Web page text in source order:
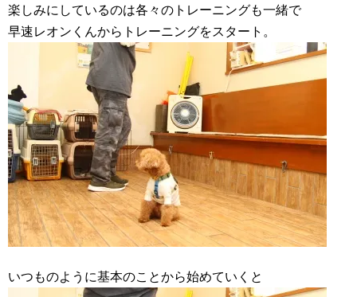
楽しみにしているのは各々のトレーニングも一緒で
早速レオンくんからトレーニングをスタート。
いつものように基本のことから始めていくと